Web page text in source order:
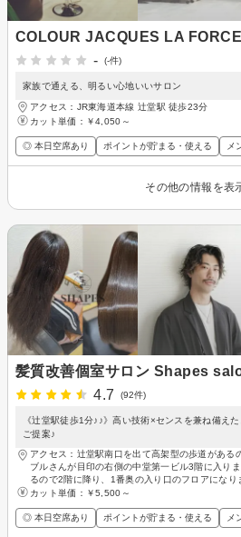
COLOUR JACQUES LA
-
(-件)
家族で通える、明るい心地いいサロン
アクセス：JR東海道本線 辻堂駅 徒歩23分
カット単価： ￥4,050～
◎ 本日空席あり ポイントが貯まる・使える メ
その他の情報を表
髪質改善個室サロン Shapes
4.7
(92件)
《辻堂駅徒歩1分♪♪》高い技術×センスを兼ね備え
ご提案♪
アクセス：辻堂駅南口を出て高架型の歩道がある
ブルさんが目印の右側の中堂第一ビル3階に入り
るので2階に降り、1番奥の入り口のフロアになり
カット単価： ￥5,500～
◎ 本日空席あり ポイントが貯まる・使える メ